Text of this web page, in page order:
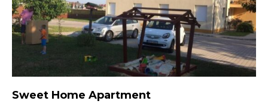
Sweet Home Apartment